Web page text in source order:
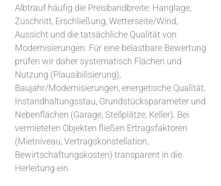
Albtrauf häufig die Preisbandbreite: Hanglage,
Zuschnitt, Erschließung, Wetterseite/Wind,
Aussicht und die tatsächliche Qualität von
Modernisierungen. Für eine belastbare Bewertung
prüfen wir daher systematisch Flächen und
Nutzung (Plausibilisierung),
Baujahr/Modernisierungen, energetische Qualität,
Instandhaltungsstau, Grundstücksparameter und
Nebenflächen (Garage, Stellplätze, Keller). Bei
vermieteten Objekten fließen Ertragsfaktoren
(Mietniveau, Vertragskonstellation,
Bewirtschaftungskosten) transparent in die
Herleitung ein.